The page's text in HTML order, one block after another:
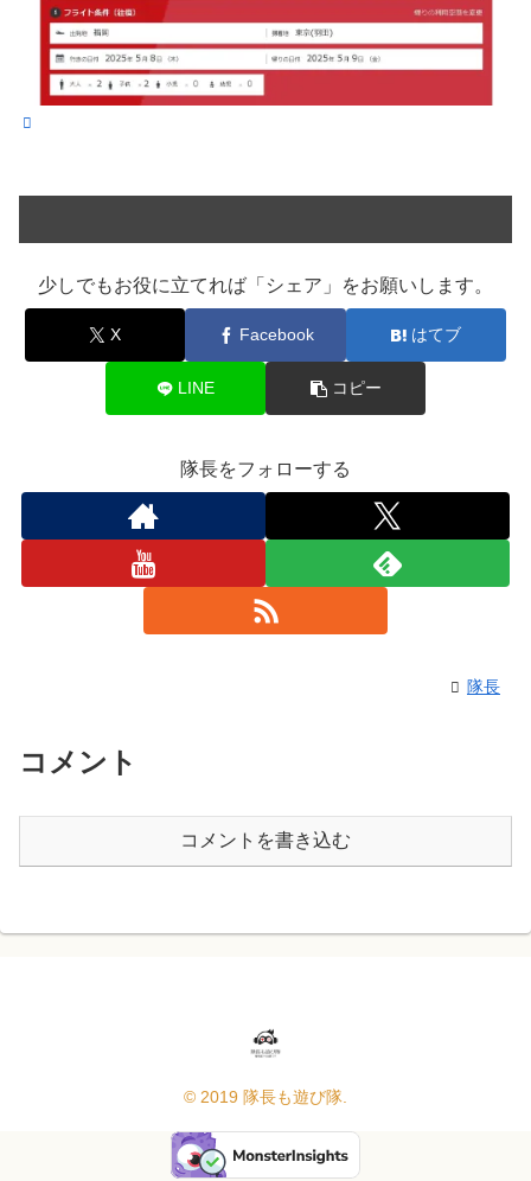
少しでもお役に立てれば「シェア」をお願いします。
X Facebook はてブ
LINE コピー
隊長をフォローする
隊長
コメント
コメントを書き込む
© 2019 隊長も遊び隊.